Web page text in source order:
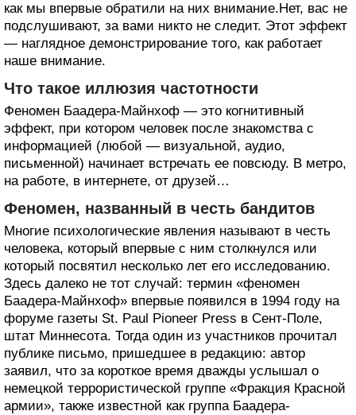
как мы впервые обратили на них внимание.Нет, вас не
подслушивают, за вами никто не следит. Этот эффект
— наглядное демонстрирование того, как работает
наше внимание.
Что такое иллюзия частотности
Феномен Баадера-Майнхоф — это когнитивный
эффект, при котором человек после знакомства с
информацией (любой — визуальной, аудио,
письменной) начинает встречать ее повсюду. В метро,
на работе, в интернете, от друзей…
Феномен, названный в честь бандитов
Многие психологические явления называют в честь
человека, который впервые с ним столкнулся или
который посвятил несколько лет его исследованию.
Здесь далеко не тот случай: термин «феномен
Баадера-Майнхоф» впервые появился в 1994 году на
форуме газеты St. Paul Pioneer Press в Сент-Поле,
штат Миннесота. Тогда один из участников прочитал
публике письмо, пришедшее в редакцию: автор
заявил, что за короткое время дважды услышал о
немецкой террористической группе «Фракция Красной
армии», также известной как группа Баадера-